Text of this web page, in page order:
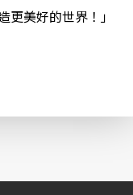
美好的世界！」